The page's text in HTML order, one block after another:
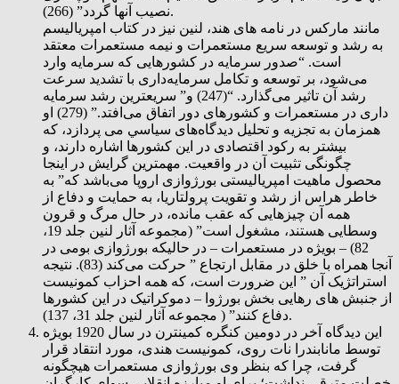
نصیب آنها گردد” (266).
مانند مارکس در نامه های هند، لنین نیز در کتاب امپرياليسم
به رشد و توسعه سریع مستعمرات و نیمه مستعمرات معتقد
است. “صدور سرمایه در کشورهایی که سرمایه وارد
می‌شود، بر توسعه و تکامل سرمایه‌داری با تشدید سرعت
رشد آن تاثیر می‌گذارد. “(247) و” سریعترین رشد سرمایه
داری در مستعمرات و کشورهای دور اتفاق می‌افتد.” (279) او
همزمان به تجزيه و تحليل دیدگاه‌های سياسي می پردازد، که
بیشتر به رکود اقتصادی در این کشورها اشاره دارند، و
چگونگی تثبیت آن در واقعیت. مهمترین گرایش در اینجا
محصول ماهیت امپریالیستی بورژوازی اروپا می‌باشد که” به
خاطر هراس از رشد و تقویت پرولتاریا، به حمايت و دفاع از
همه آن چیزهایی که عقب مانده، در حال مرگ و قرون
وسطایی هستند، مشغول است” (مجموعه آثار لنین جلد 19،
82) – بویژه در مستعمرات – در حالیکه بورژوازی بومی در
آنجا همراه با خلق در مقابل ارتجاع ” حرکت می‌کند (83). نتیجه
استراتژیک آن ” این ضرورت است، که همه احزاب کمونیست
از جنبش های رهایی بخش بورژوا – دموکراتیک در این کشورها
دفاع کنند” ( مجموعه آثار لنین جلد 31، 137).
این دیدگاه آخر در دومین کنگره کمینترن در سال 1920 بویژه
توسط مانابندرا نات روی، کمونیست هندی، مورد انتقاد قرار
گرفت، چرا که بنظر وی بورژوازی مستعمرات هیچگونه